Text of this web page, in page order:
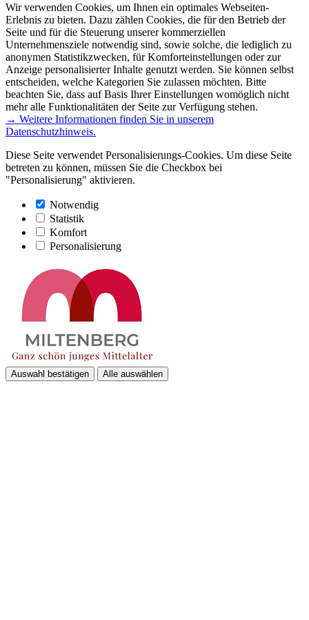
Wir verwenden Cookies, um Ihnen ein optimales Webseiten-
Erlebnis zu bieten. Dazu zählen Cookies, die für den Betrieb der
Seite und für die Steuerung unserer kommerziellen
Unternehmensziele notwendig sind, sowie solche, die lediglich zu
anonymen Statistikzwecken, für Komforteinstellungen oder zur
Anzeige personalisierter Inhalte genutzt werden. Sie können selbst
entscheiden, welche Kategorien Sie zulassen möchten. Bitte
beachten Sie, dass auf Basis Ihrer Einstellungen womöglich nicht
mehr alle Funktionalitäten der Seite zur Verfügung stehen.
→ Weitere Informationen finden Sie in unserem
Datenschutzhinweis.
Diese Seite verwendet Personalisierungs-Cookies. Um diese Seite
betreten zu können, müssen Sie die Checkbox bei
"Personalisierung" aktivieren.
Notwendig
Statistik
Komfort
Personalisierung
Auswahl bestätigen Alle auswählen